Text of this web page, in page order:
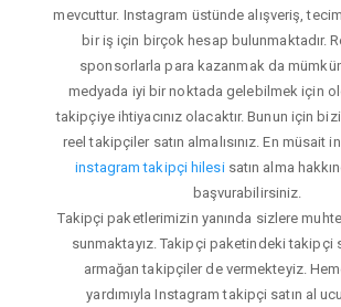
mevcuttur. Instagram üstünde alışveriş,
bir iş için birçok hesap bulunmaktadır.
sponsorlarla para kazanmak da
medyada iyi bir noktada gelebilmek için
takipçiye ihtiyacınız olacaktır. Bunun için
reel takipçiler satın almalısınız. En müsait
instagram takipçi hilesisatın alma
başvurabilirsiniz.
Takipçi paketlerimizin yanında sizlere
sunmaktayız. Takipçi paketindeki takipçi
armağan takipçiler de vermekteyiz.
yardımıyla Instagram takipçi satın al